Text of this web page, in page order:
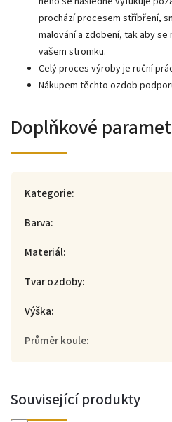
prochází procesem stříbření,
malování a zdobení, tak aby
vašem stromku.
Celý proces výroby je ruční
Nákupem těchto ozdob
Doplňkové
Kategorie:
Barva:
Materiál:
Tvar ozdoby:
Výška:
Průměr koule:
Související produkty